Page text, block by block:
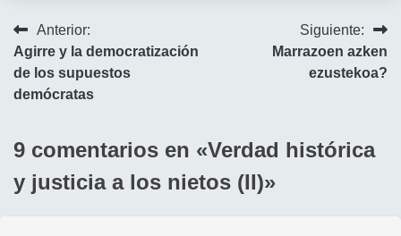
Navegación
de
entradas
Anterior:
Agirre y la democratización
de los supuestos
demócratas
Siguiente:
Marrazoen azken
ezustekoa?
9 comentarios en «Verdad histórica
y justicia a los nietos (II)»